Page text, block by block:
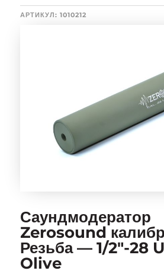
АРТИКУЛ: 1010212
Саундмодератор
Zerosound
Резьба — 1/2″-28
Olive